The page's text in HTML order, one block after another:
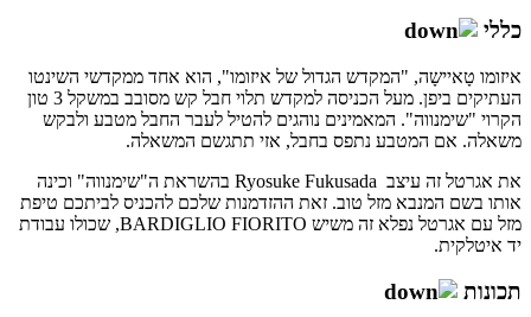
כללי
איזומו טָאיישָה, "המקדש הגדול של איזומו", הוא אחד ממקדשי השינטו
העתיקים ביפן. מעל הכניסה למקדש תלוי חבל קש מסובב במשקל 3 טון
הקרוי "שימנווה". המאמינים נוהגים להטיל לעבר החבל מטבע ולבקש
משאלה. אם המטבע נתפס בחבל, אזי תתגשם המשאלה.
את אגרטל זה עיצב Ryosuke Fukusada בהשראת ה"שימנווה" וכינה
אותו בשם המנבא מזל טוב. זאת ההזדמנות שלכם להכניס לביתכם טיפת
מזל עם אגרטל נפלא זה משיש BARDIGLIO FIORITO, שכולו עבודת
יד איטלקית.
תכונות